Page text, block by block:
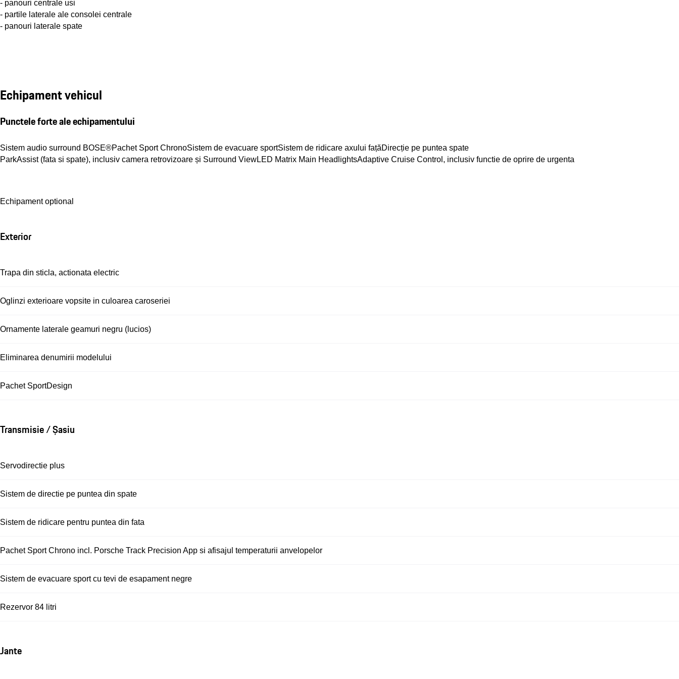
- panouri centrale usi
- partile laterale ale consolei centrale
- panouri laterale spate
Echipament vehicul
Punctele forte ale echipamentului
Sistem audio surround BOSE®Pachet Sport ChronoSistem de evacuare sportSistem de ridicare axului fațăDirecție pe puntea spate
ParkAssist (fata si spate), inclusiv camera retrovizoare și Surround ViewLED Matrix Main HeadlightsAdaptive Cruise Control, inclusiv functie de oprire de urgenta
Echipament optional
Exterior
Trapa din sticla, actionata electric
Oglinzi exterioare vopsite in culoarea caroseriei
Ornamente laterale geamuri negru (lucios)
Eliminarea denumirii modelului
Pachet SportDesign
Transmisie / Șasiu
Servodirectie plus
Sistem de directie pe puntea din spate
Sistem de ridicare pentru puntea din fata
Pachet Sport Chrono incl. Porsche Track Precision App si afisajul temperaturii anvelopelor
Sistem de evacuare sport cu tevi de esapament negre
Rezervor 84 litri
Jante